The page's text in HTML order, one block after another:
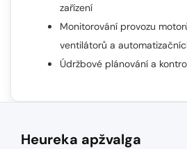
zařízení
Monitorování provozu
ventilátorů a
Údržbové plánování a
Heureka apžvalga